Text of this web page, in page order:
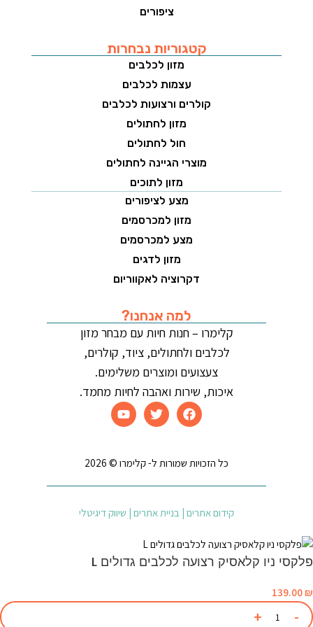
ציפורים
קטגוריות נבחרות
מזון לכלבים
עצמות לכלבים
קולרים ורצועות לכלבים
מזון לחתולים
חול לחתולים
מוצרי הגיינה לחתולים
מזון לתוכים
מצע לציפורים
מזון למכרסמים
מצע למכרסמים
מזון לדגים
דקרוציה לאקווריום
למה אנחנו?
קלימרו – חנות חיות עם מבחר מזון
לכלבים ולחתולים, ציוד, קולרים,
צעצועים ומוצרים משלימים.
איכות, שירות ואהבה לחיות מחמד.
כל הזכויות שמורות ל- קלימרו © 2026
קידום אתרים | בניית אתרים | שיווק דיגיטלי
פלקסי ניו קלאסיק רצועה לכלבים גדולים L
139.00 ₪